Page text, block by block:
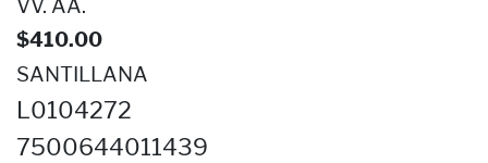
VV. AA.
$410.00
SANTILLANA
L0104272
7500644011439